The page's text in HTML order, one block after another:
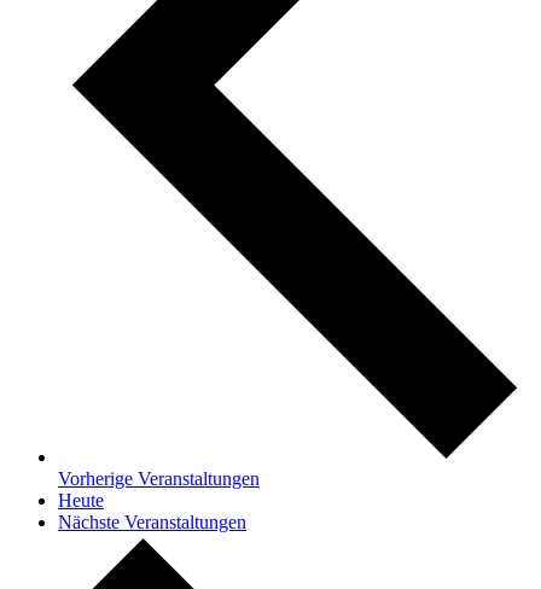
Vorherige Veranstaltungen
Heute
Nächste Veranstaltungen